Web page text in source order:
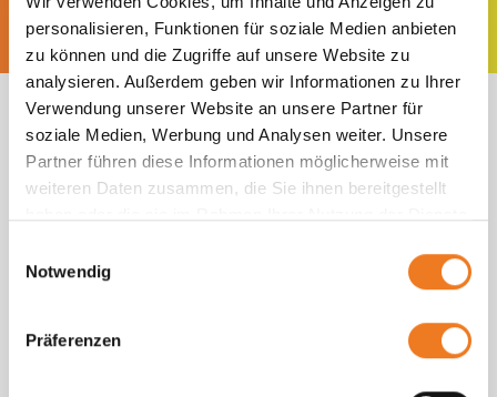
personalisieren, Funktionen für soziale Medien anbieten
zu können und die Zugriffe auf unsere Website zu
analysieren. Außerdem geben wir Informationen zu Ihrer
Verwendung unserer Website an unsere Partner für
soziale Medien, Werbung und Analysen weiter. Unsere
Partner führen diese Informationen möglicherweise mit
weiteren Daten zusammen, die Sie ihnen bereitgestellt
Notwendig
Präferenzen
Was unsere
Kunden sagen